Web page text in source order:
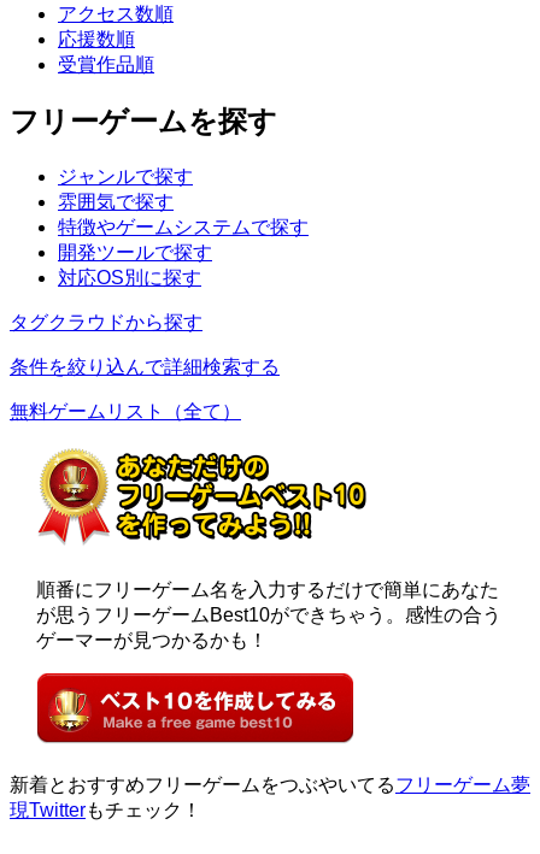
アクセス数順
応援数順
受賞作品順
フリーゲームを探す
ジャンルで探す
雰囲気で探す
特徴やゲームシステムで探す
開発ツールで探す
対応OS別に探す
タグクラウドから探す
条件を絞り込んで詳細検索する
無料ゲームリスト（全て）
順番にフリーゲーム名を入力するだけで簡単にあなた
が思うフリーゲームBest10ができちゃう。感性の合う
ゲーマーが見つかるかも！
新着とおすすめフリーゲームをつぶやいてるフリーゲーム夢
現Twitterもチェック！